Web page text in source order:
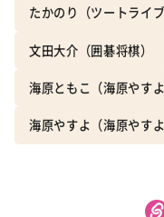
たかのり（ツートライブ
文田大介（囲碁将棋）
海原ともこ（海原やすよ
海原やすよ（海原やすよ